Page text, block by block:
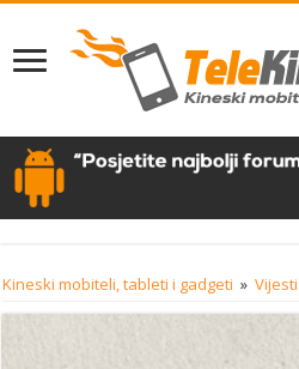
Kineski mobiteli, tableti i gadgeti » Vijesti